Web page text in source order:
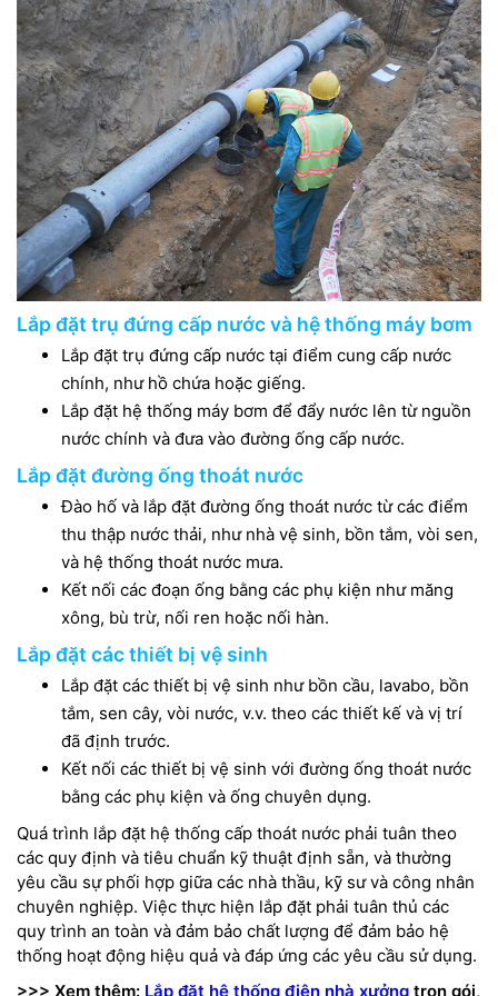
Lắp đặt trụ đứng cấp nước và hệ thống máy bơm
Lắp đặt trụ đứng cấp nước tại điểm cung cấp nước
chính, như hồ chứa hoặc giếng.
Lắp đặt hệ thống máy bơm để đẩy nước lên từ nguồn
nước chính và đưa vào đường ống cấp nước.
Lắp đặt đường ống thoát nước
Đào hố và lắp đặt đường ống thoát nước từ các điểm
thu thập nước thải, như nhà vệ sinh, bồn tắm, vòi sen,
và hệ thống thoát nước mưa.
Kết nối các đoạn ống bằng các phụ kiện như măng
xông, bù trừ, nối ren hoặc nối hàn.
Lắp đặt các thiết bị vệ sinh
Lắp đặt các thiết bị vệ sinh như bồn cầu, lavabo, bồn
tắm, sen cây, vòi nước, v.v. theo các thiết kế và vị trí
đã định trước.
Kết nối các thiết bị vệ sinh với đường ống thoát nước
bằng các phụ kiện và ống chuyên dụng.
Quá trình lắp đặt hệ thống cấp thoát nước phải tuân theo
các quy định và tiêu chuẩn kỹ thuật định sẵn, và thường
yêu cầu sự phối hợp giữa các nhà thầu, kỹ sư và công nhân
chuyên nghiệp. Việc thực hiện lắp đặt phải tuân thủ các
quy trình an toàn và đảm bảo chất lượng để đảm bảo hệ
thống hoạt động hiệu quả và đáp ứng các yêu cầu sử dụng.
>>> Xem thêm: Lắp đặt hệ thống điện nhà xưởng trọn gói,